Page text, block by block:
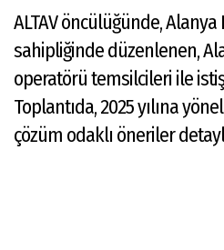
ALTAV öncülüğünde, Alanya
sahipliğinde düzenlenen,
operatörü temsilcileri ile
Toplantıda, 2025 yılına
çözüm odaklı öneriler